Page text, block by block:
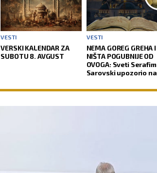
VESTI
VERSKI KALENDAR ZA
SUBOTU 8. AVGUST
VESTI
NEMA GOREG GREHA I
NIŠTA POGUBNIJE OD
OVOGA: Sveti Serafim
Sarovski upozorio na
teško pronalazi izlaz